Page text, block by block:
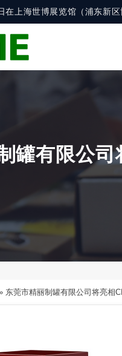
上海世博展览馆（浦东新区
罐有限公
东莞市精丽制罐有限公司将亮相